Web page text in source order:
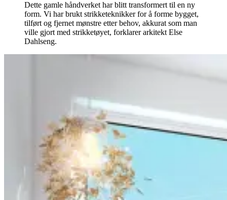
Dette gamle håndverket har blitt transformert til en ny
form. Vi har brukt strikketeknikker for å forme bygget,
tilført og fjernet mønstre etter behov, akkurat som man
ville gjort med strikketøyet, forklarer arkitekt Else
Dahlseng.